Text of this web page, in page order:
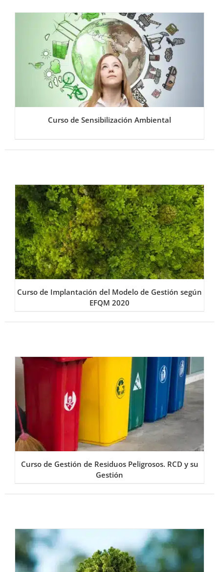
Curso de Sensibilización Ambiental
Curso de Implantación del Modelo de Gestión según
EFQM 2020
Curso de Gestión de Residuos Peligrosos. RCD y su
Gestión